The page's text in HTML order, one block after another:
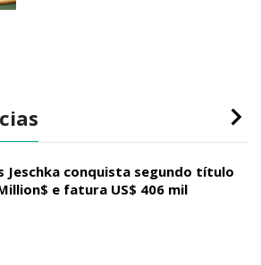
Jeschka conquista segundo título
e fatura US$ 406 mil